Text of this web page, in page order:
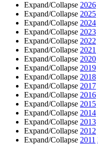
Expand/Collapse 2026
Expand/Collapse 2025
Expand/Collapse 2024
Expand/Collapse 2023
Expand/Collapse 2022
Expand/Collapse 2021
Expand/Collapse 2020
Expand/Collapse 2019
Expand/Collapse 2018
Expand/Collapse 2017
Expand/Collapse 2016
Expand/Collapse 2015
Expand/Collapse 2014
Expand/Collapse 2013
Expand/Collapse 2012
Expand/Collapse 2011